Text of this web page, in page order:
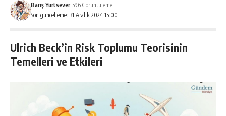
Son güncelleme: 31 Aralık 2024 15:00
Barış Yurtsever 596 Görüntüleme
Ulrich Beck’in Risk Toplumu Teorisinin
Temelleri ve Etkileri